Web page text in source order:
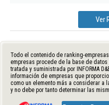
Ver
Todo el contenido de ranking-
empresas procede de la base de datos
tratada y suministrada por INFORMA
información de empresas que
como un elemento más a considerar a
y no debe por tanto determinar las